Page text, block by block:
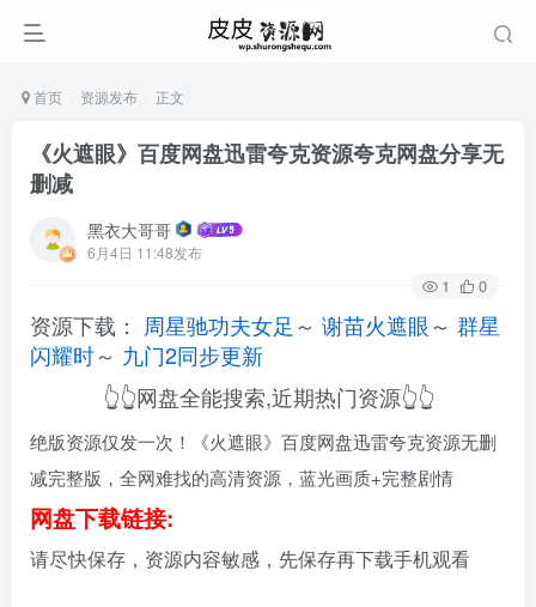
首页 资源发布 正文
《火遮眼》百度网盘迅雷夸克资源夸克网盘分享无
删减
黑衣大哥哥
6月4日 11:48发布
1 0
资源下载： 周星驰功夫女足 ～ 谢苗火遮眼～ 群星
闪耀时～ 九门2同步更新
👆👆网盘全能搜索,近期热门资源👆👆
绝版资源仅发一次！《火遮眼》百度网盘迅雷夸克资源无删
减完整版，全网难找的高清资源，蓝光画质+完整剧情
网盘下载链接:
请尽快保存，资源内容敏感，先保存再下载手机观看